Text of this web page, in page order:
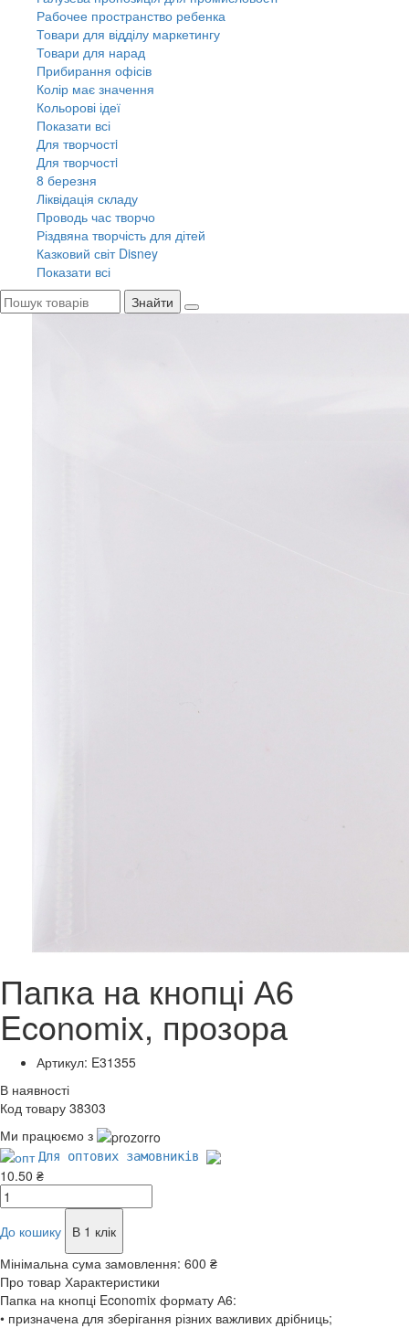
Рабочее пространство ребенка
Товари для відділу маркетингу
Товари для нарад
Прибирання офісів
Колір має значення
Кольорові ідеї
Показати всі
Для творчостi
Для творчостi
8 березня
Ліквідація складу
Проводь час творчо
Різдвяна творчість для дітей
Казковий світ Disney
Показати всі
Знайти
Папка на кнопці А6
Economix, прозора
Артикул: E31355
В наявності
Код товару 38303
Ми працюємо з
Для оптових замовників
10.50 ₴
До кошику
В 1 клік
Мінімальна сума замовлення: 600 ₴
Про товар Характеристики
Папка на кнопці Economix формату А6:
• призначена для зберігання різних важливих дрібниць;